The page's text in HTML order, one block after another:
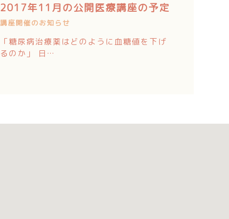
2017年11月の公開医療講座の予定
講座開催のお知らせ
「糖尿病治療薬はどのように血糖値を下げ
るのか」 日…